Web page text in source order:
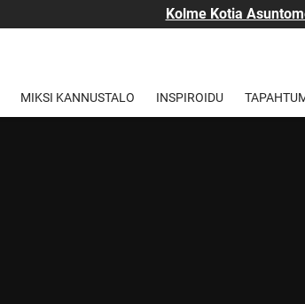
Kolme Kotia
MIKSI KANNUSTALO INSPIROIDU